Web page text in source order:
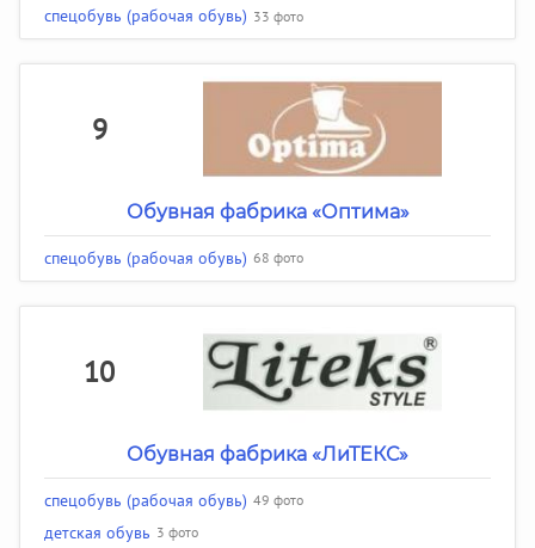
спецобувь (рабочая обувь) 33 фото
9
Обувная фабрика «Оптима»
спецобувь (рабочая обувь) 68 фото
10
Обувная фабрика «ЛиТЕКС»
спецобувь (рабочая обувь) 49 фото
детская обувь 3 фото